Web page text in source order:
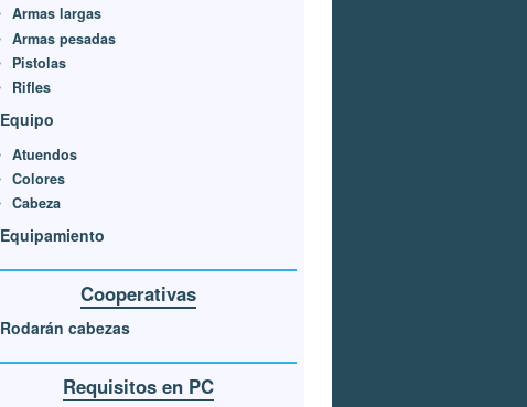
Armas largas
Armas pesadas
Pistolas
Rifles
Equipo
Atuendos
Colores
Cabeza
Equipamiento
Cooperativas
Rodarán cabezas
Requisitos en PC